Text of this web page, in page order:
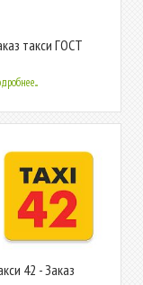
такси ГОСТ
42 - Заказ